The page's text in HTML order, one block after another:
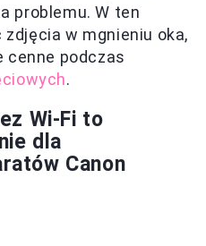
problemu. W ten
zdjęcia w mgnieniu oka,
cenne podczas
.
Wi-Fi to
dla
Canon